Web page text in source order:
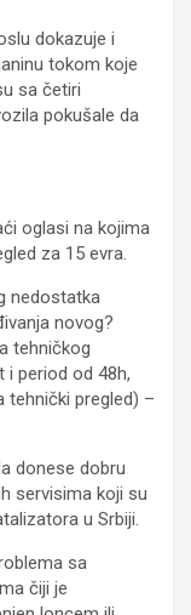
dokazuje i
tokom koje
sa četiri
pokušale da
oglasi na kojima
za 15 evra.
nedostatka
novog?
tehničkog
i period od 48h,
tehnički pregled) –
donese dobru
servisima koji su
u Srbiji.
sa
čiji je